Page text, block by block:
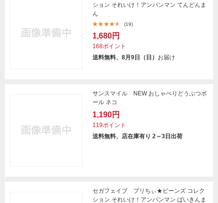
ション それいけ！アンパンマン てんどんま
ん
(19)
1,680円
168ポイント
送料無料、8月9日（日） お届け
サンスマイル NEW おしゃべりどうぶつボ
ール ネコ
1,190円
119ポイント
送料無料、店在庫有り 2～3日出荷
セガフェイブ プリちぃ★ビーンズ コレク
ション それいけ！アンパンマン ばいきんま